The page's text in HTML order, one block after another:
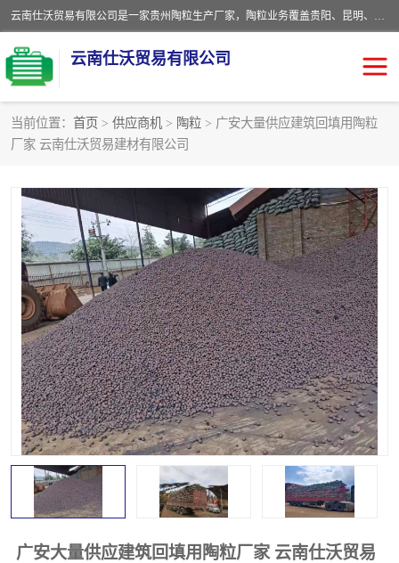
云南仕沃贸易有限公司是一家贵州陶粒生产厂家，陶粒业务覆盖贵阳、昆明、四川、云南、重庆等区域。批发贵阳陶粒、昆明陶粒、四川陶粒、云南陶粒、重庆陶粒，服务热线：*。仕沃贸易建材致力于建筑产业化、绿色建筑体系、产品和系统应用解决方案的企业。研发生产、销售和推广绿色建筑体系、建筑产业化体系的各种环保建筑产品。
云南仕沃贸易有限公司
当前位置： 首页 > 供应商机 > 陶粒 > 广安大量供应建筑回填用陶粒
厂家 云南仕沃贸易建材有限公司
广安大量供应建筑回填用陶粒厂家 云南仕沃贸易
陶粒
园林绿化陶粒 生物陶粒
陶粒砂 粘土陶粒
建筑陶粒 陶粒回填
轻质陶粒